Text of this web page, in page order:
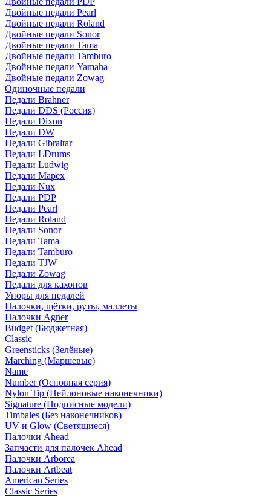
Двойные педали Pearl
Двойные педали Roland
Двойные педали Sonor
Двойные педали Tama
Двойные педали Tamburo
Двойные педали Yamaha
Двойные педали Zowag
Одиночные педали
Педали Brahner
Педали DDS (Россия)
Педали Dixon
Педали DW
Педали Gibraltar
Педали LDrums
Педали Ludwig
Педали Mapex
Педали Nux
Педали PDP
Педали Pearl
Педали Roland
Педали Sonor
Педали Tama
Педали Tamburo
Педали TJW
Педали Zowag
Педали для кахонов
Упоры для педалей
Палочки, щётки, руты, маллеты
Палочки Agner
Budget (Бюджетная)
Classic
Greensticks (Зелёные)
Marching (Маршевые)
Name
Number (Основная серия)
Nylon Tip (Нейлоновые наконечники)
Signature (Подписные модели)
Timbales (Без наконечников)
UV и Glow (Светящиеся)
Палочки Ahead
Запчасти для палочек Ahead
Палочки Arborea
Палочки Artbeat
American Series
Classic Series